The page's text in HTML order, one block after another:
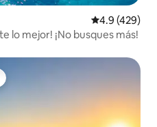
Calificación
4.9 (429)
lo mejor! ¡No busques más!
huéspedes